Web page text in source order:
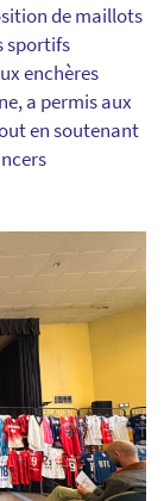
de maillots
sportifs
enchères
a permis aux
en soutenant